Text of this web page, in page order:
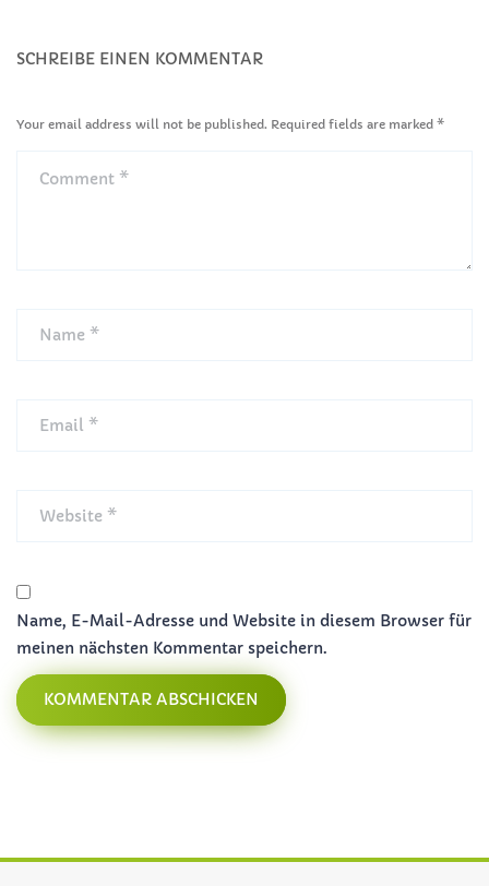
SCHREIBE EINEN KOMMENTAR
Your email address will not be published. Required fields are marked *
Name, E-Mail-Adresse und Website in diesem Browser für
meinen nächsten Kommentar speichern.
KOMMENTAR ABSCHICKEN